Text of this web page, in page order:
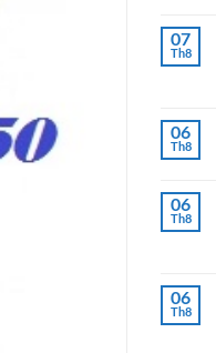
07
Th8
06
Th8
06
Th8
06
Th8